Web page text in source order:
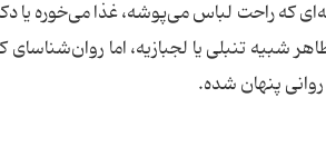
که راحت لباس می‌پوشه، غذا می‌خوره یا
ظاهر شبیه تنبلی یا لجبازیه، اما
پنهان شده.